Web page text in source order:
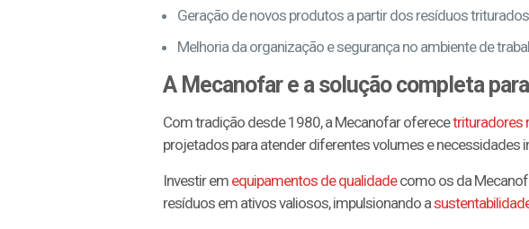
Geração de novos produtos a partir dos resíduos
Melhoria da organização e segurança no ambiente de
A Mecanofar e a solução completa
Com tradição desde 1980, a Mecanofar oferecetrituradores
projetados para atender diferentes volumes e necessidades
Investir em equipamentos de qualidadecomo os da
resíduos em ativos valiosos, impulsionando a